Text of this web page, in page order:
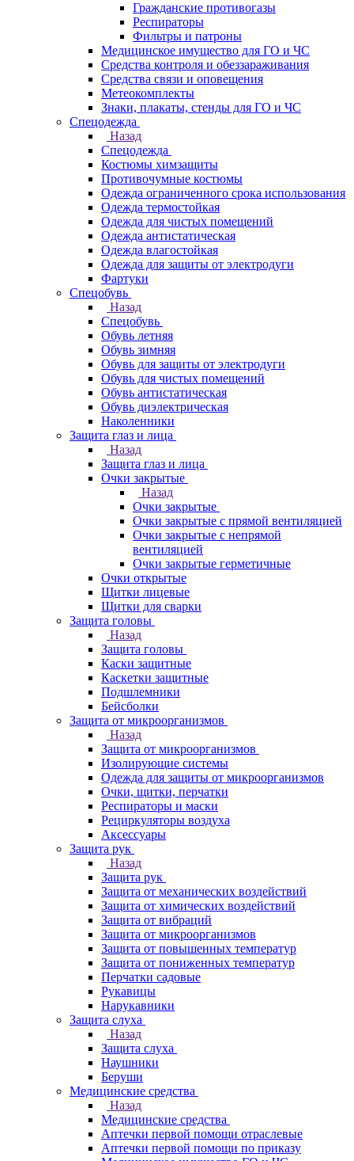
Гражданские противогазы
Респираторы
Фильтры и патроны
Медицинское имущество для ГО и ЧС
Средства контроля и обеззараживания
Средства связи и оповещения
Метеокомплекты
Знаки, плакаты, стенды для ГО и ЧС
Спецодежда
Назад
Спецодежда
Костюмы химзащиты
Противочумные костюмы
Одежда ограниченного срока использования
Одежда термостойкая
Одежда для чистых помещений
Одежда антистатическая
Одежда влагостойкая
Одежда для защиты от электродуги
Фартуки
Спецобувь
Назад
Спецобувь
Обувь летняя
Обувь зимняя
Обувь для защиты от электродуги
Обувь для чистых помещений
Обувь антистатическая
Обувь диэлектрическая
Наколенники
Защита глаз и лица
Назад
Защита глаз и лица
Очки закрытые
Назад
Очки закрытые
Очки закрытые с прямой вентиляцией
Очки закрытые с непрямой
вентиляцией
Очки закрытые герметичные
Очки открытые
Щитки лицевые
Щитки для сварки
Защита головы
Назад
Защита головы
Каски защитные
Каскетки защитные
Подшлемники
Бейсболки
Защита от микроорганизмов
Назад
Защита от микроорганизмов
Изолирующие системы
Одежда для защиты от микроорганизмов
Очки, щитки, перчатки
Респираторы и маски
Рециркуляторы воздуха
Аксессуары
Защита рук
Назад
Защита рук
Защита от механических воздействий
Защита от химических воздействий
Защита от вибраций
Защита от микроорганизмов
Защита от повышенных температур
Защита от пониженных температур
Перчатки садовые
Рукавицы
Нарукавники
Защита слуха
Назад
Защита слуха
Наушники
Беруши
Медицинские средства
Назад
Медицинские средства
Аптечки первой помощи отраслевые
Аптечки первой помощи по приказу